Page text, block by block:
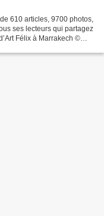
610 articles, 9700 photos,
ses lecteurs qui partagez
Félix à Marrakech ©